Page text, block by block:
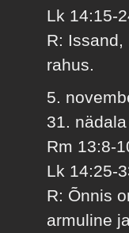
Lk 14:15-
R: Issand,
rahus.
5.
31.
Rm 13:8-
Lk 14:25-
R: Õnnis
armuline